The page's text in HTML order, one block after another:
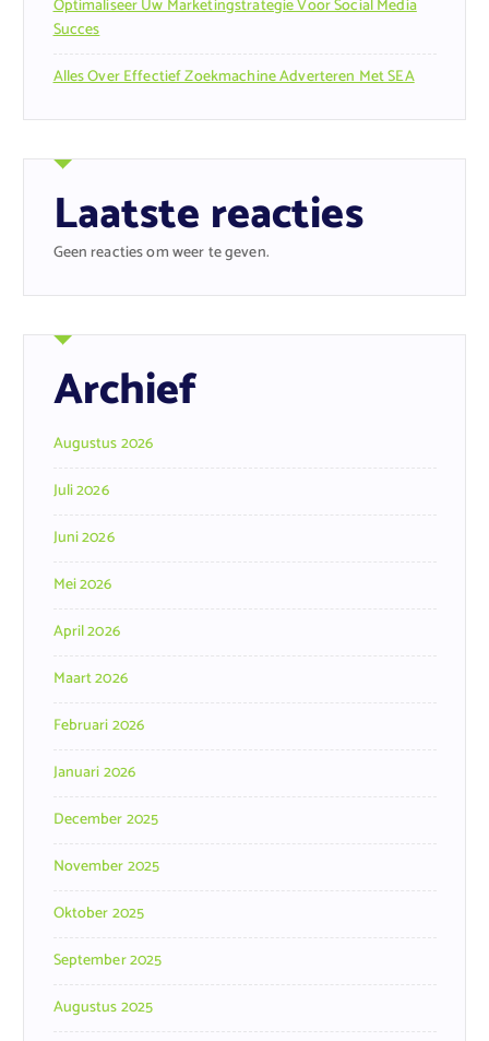
Optimaliseer Uw Marketingstrategie Voor Social Media
Succes
Alles Over Effectief Zoekmachine Adverteren Met SEA
Laatste reacties
Geen reacties om weer te geven.
Archief
Augustus 2026
Juli 2026
Juni 2026
Mei 2026
April 2026
Maart 2026
Februari 2026
Januari 2026
December 2025
November 2025
Oktober 2025
September 2025
Augustus 2025